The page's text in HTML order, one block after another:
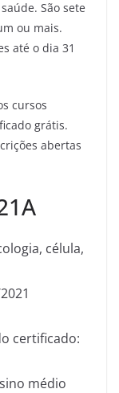
São sete
ou mais.
até o dia 31
cursos
grátis.
abertas
célula,
certificado:
médio